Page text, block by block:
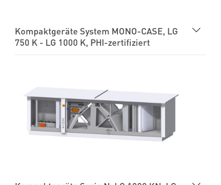
Kompaktgeräte System MONO-CASE, LG
750 K - LG 1000 K, PHI-zertifiziert